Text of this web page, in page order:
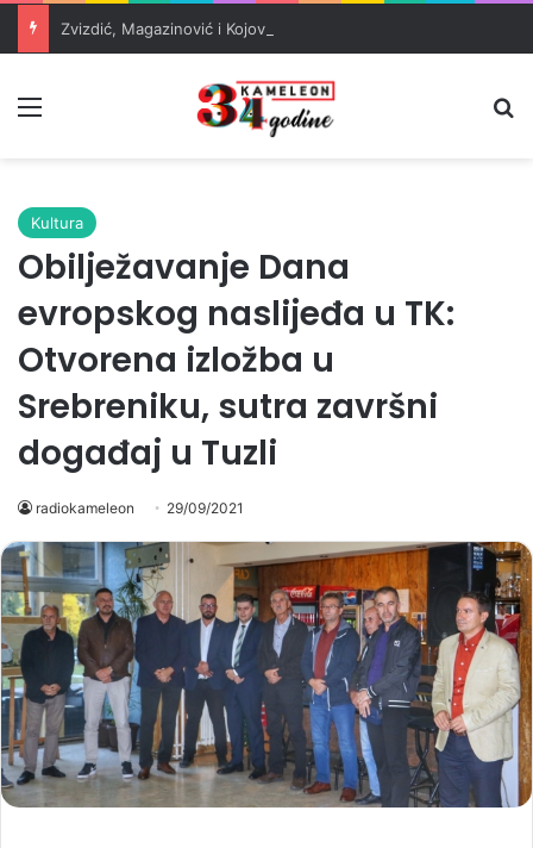
Kultura
Obilježavanje Dana
evropskog naslijeđa u TK:
Otvorena izložba u
Srebreniku, sutra završni
događaj u Tuzli
radiokameleon 29/09/2021